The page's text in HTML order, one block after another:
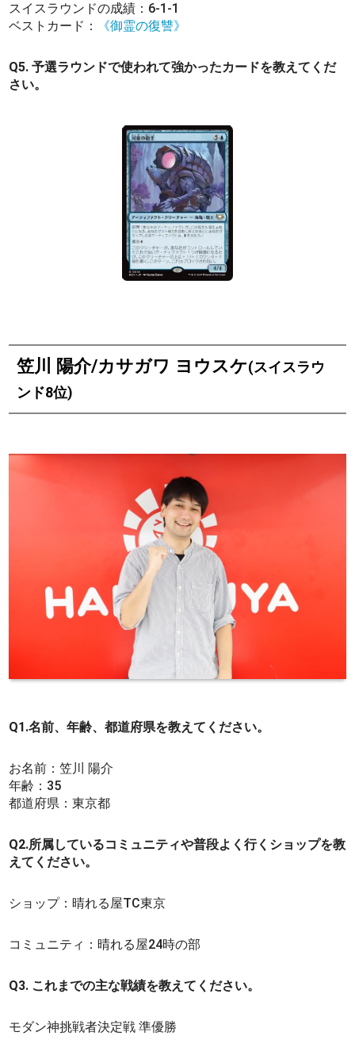
スイスラウンドの成績：6-1-1
ベストカード：
《御霊の復讐》
Q5. 予選ラウンドで使われて強かったカードを教えてくだ
さい。
笠川 陽介/カサガワ ヨウスケ(スイスラウ
ンド8位)
Q1.名前、年齢、都道府県を教えてください。
お名前：笠川 陽介
年齢：35
都道府県：東京都
Q2.所属しているコミュニティや普段よく行くショップを教
えてください。
ショップ：晴れる屋TC東京
コミュニティ：晴れる屋24時の部
Q3. これまでの主な戦績を教えてください。
モダン神挑戦者決定戦 準優勝